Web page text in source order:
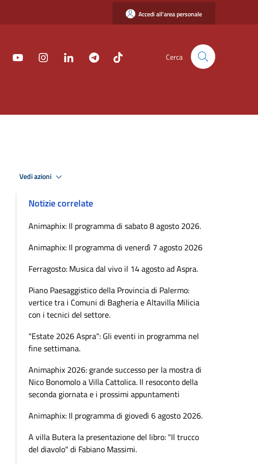
Accedi all'area personale
Cerca
Vedi azioni
Notizie correlate
Animaphix: Il programma di sabato 8 agosto 2026.
Animaphix: Il programma di venerdì 7 agosto 2026
Ferragosto: Musica dal vivo il 14 agosto ad Aspra.
Piano Paesaggistico della Provincia di Palermo:
vertice tra i Comuni di Bagheria e Altavilla Milicia
con i tecnici del settore.
"Estate 2026 Aspra": Gli eventi in programma nel
fine settimana.
Animaphix 2026: grande successo per la mostra di
Nico Bonomolo a Villa Cattolica. Il resoconto della
seconda giornata e i prossimi appuntamenti
Animaphix: Il programma di giovedì 6 agosto 2026.
A villa Butera la presentazione del libro: "Il trucco
del diavolo" di Fabiano Massimi.